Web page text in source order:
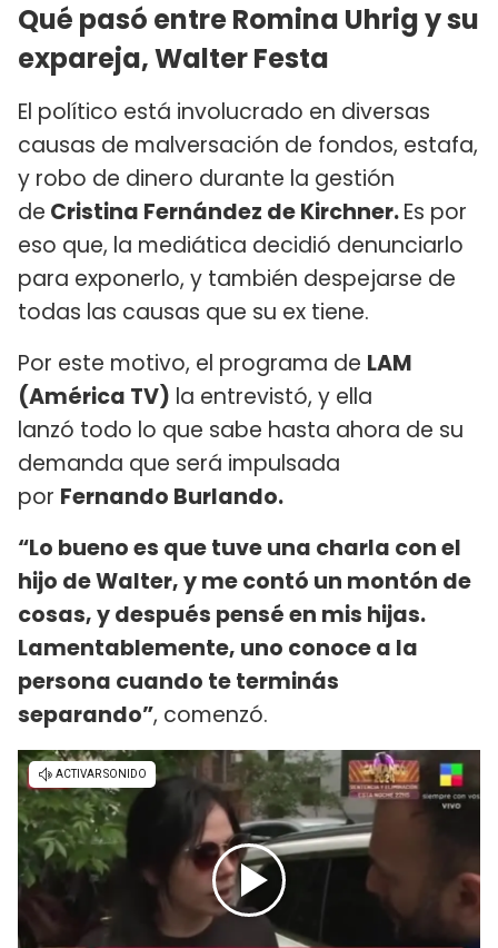
Qué pasó entre Romina Uhrig y su
expareja, Walter Festa
El político está involucrado en diversas
causas de malversación de fondos, estafa,
y robo de dinero durante la gestión
de Cristina Fernández de Kirchner.Es por
eso que, la mediática decidió denunciarlo
para exponerlo, y también despejarse de
todas las causas que su ex tiene.
Por este motivo, el programa de LAM
(América TV) la entrevistó, y ella
lanzó todo lo que sabe hasta ahora de su
demanda que será impulsada
por Fernando Burlando.
“Lo bueno es que tuve una charla con el
hijo de Walter, y me contó un montón de
cosas, y después pensé en mis hijas.
Lamentablemente, uno conoce a la
persona cuando te terminás
separando”, comenzó.